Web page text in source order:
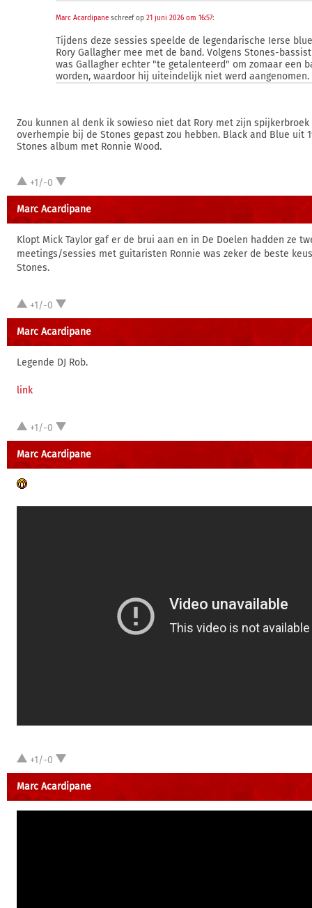
Marc Acardipane schreef op 21 juni 2026 om 16:57:
Tijdens deze sessies speelde de legendarische Ierse
Rory Gallagher mee met de band. Volgens Stones-
was Gallagher echter "te getalenteerd" om zomaar een
worden, waardoor hij uiteindelijk niet werd aangenomen.
Zou kunnen al denk ik sowieso niet dat Rory met zijn
overhempie bij de Stones gepast zou hebben. Black and Blue uit
Stones album met Ronnie Wood.
+1/-0
Marc Acardipane
Klopt Mick Taylor gaf er de brui aan en in De Doelen hadden ze
meetings/sessies met guitaristen Ronnie was zeker de beste
Stones.
+1/-0
Marc Acardipane
Legende DJ Rob.
link
+1/-0
Marc Acardipane
+1/-0
Marc Acardipane